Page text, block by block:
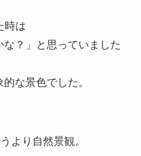
時は
な？」と思っていました
な景色でした。
より自然景観。